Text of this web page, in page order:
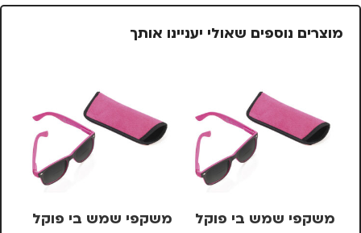
מוצרים נוספים שאולי יעניינו אותך
משקפי שמש בי פוקל
משקפי שמש בי פוקל